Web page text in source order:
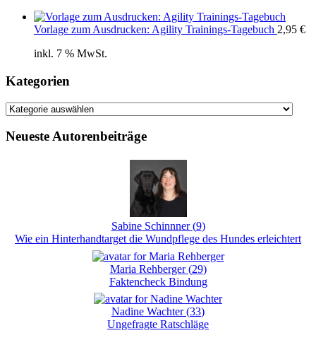
Vorlage zum Ausdrucken: Agility Trainings-Tagebuch 2,95 €
inkl. 7 % MwSt.
Kategorien
Kategorien
Neueste Autorenbeiträge
Sabine Schinnner(9)
Wie ein Hinterhandtarget die Wundpflege des Hundes erleichtert
Maria Rehberger(29)
Faktencheck Bindung
Nadine Wachter(33)
Ungefragte Ratschläge